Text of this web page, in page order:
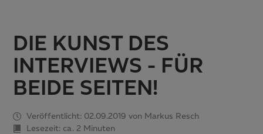
DIE KUNST DES
INTERVIEWS - FÜR
BEIDE SEITEN!
Veröffentlicht: 02.09.2019 von Markus Resch
Lesezeit: ca. 2 Minuten